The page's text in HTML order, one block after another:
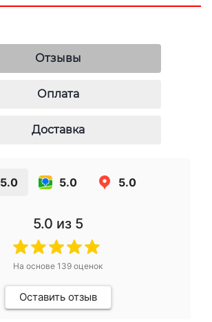
Отзывы
Оплата
Доставка
5.0 5.0 5.0
5.0 из 5
На основе 139 оценок
Оставить отзыв